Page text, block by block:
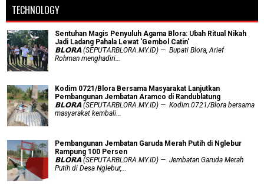
TECHNOLOGY
Sentuhan Magis Penyuluh Agama Blora: Ubah Ritual Nikah
Jadi Ladang Pahala Lewat 'Gembol Catin'
𝗕𝗟𝗢𝗥𝗔 (SEPUTARBLORA.MY.ID) — Bupati Blora, Arief
Rohman menghadiri...
Kodim 0721/Blora Bersama Masyarakat Lanjutkan
Pembangunan Jembatan Aramco di Randublatung
𝗕𝗟𝗢𝗥𝗔 (SEPUTARBLORA.MY.ID) — Kodim 0721/Blora bersama
masyarakat kembali...
Pembangunan Jembatan Garuda Merah Putih di Nglebur
Rampung 100 Persen
𝗕𝗟𝗢𝗥𝗔 (SEPUTARBLORA.MY.ID) — Jembatan Garuda Merah
Putih di Desa Nglebur,...